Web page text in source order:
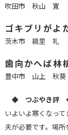
吹田市 秋山 寛
ゴキブリがよ
茨木市 親里 礼
歯向かへば林
豊中市 山上 秋葵
◆ つぶやき
いよいよ寒くなっ
夫が必要です。場